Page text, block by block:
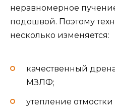
неравномерное
подошвой. Поэтому
несколько изменяется:
качественный
МЗЛФ;
утепление